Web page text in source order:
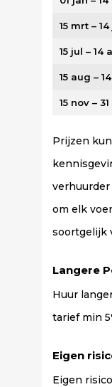
15 mrt –
15 jul – 14
15 aug –
15 nov –
Prijzen
om elk
soortgelijk
Langere
Huur
tarief min
Eigen
Eigen